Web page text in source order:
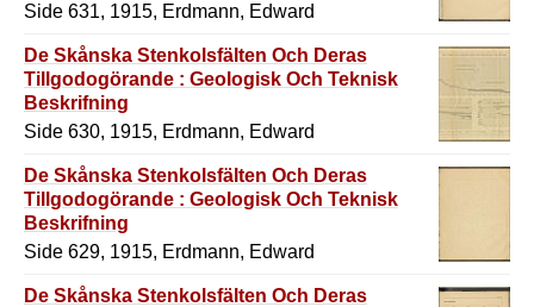
Side 631, 1915, Erdmann, Edward
De Skånska Stenkolsfälten Och Deras
Tillgodogörande : Geologisk Och Teknisk
Beskrifning
Side 630, 1915, Erdmann, Edward
De Skånska Stenkolsfälten Och Deras
Tillgodogörande : Geologisk Och Teknisk
Beskrifning
Side 629, 1915, Erdmann, Edward
De Skånska Stenkolsfälten Och Deras